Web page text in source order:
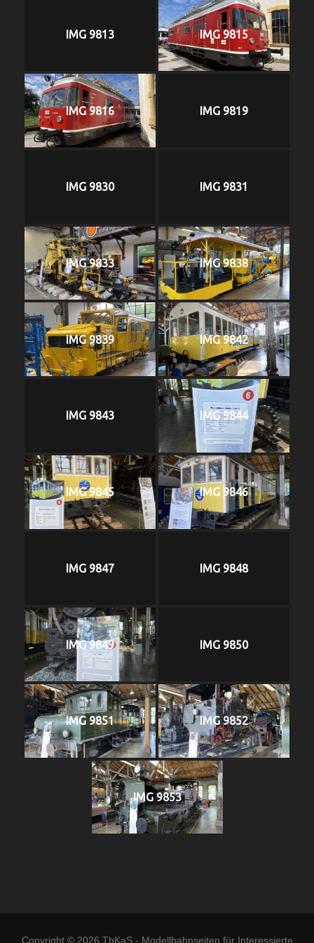
IMG 9813 IMG 9815
IMG 9816 IMG 9819
IMG 9830 IMG 9831
IMG 9833 IMG 9838
IMG 9839 IMG 9842
IMG 9843 IMG 9844
IMG 9845 IMG 9846
IMG 9847 IMG 9848
IMG 9849 IMG 9850
IMG 9851 IMG 9852
IMG 9853
Copyright © 2026 ThKaS - Modellbahnseiten für Interessierte